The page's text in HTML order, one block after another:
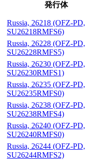
発行体
Russia, 26218 (OFZ-PD,
SU26218RMFS6)
Russia, 26228 (OFZ-PD,
SU26228RMFS5)
Russia, 26230 (OFZ-PD,
SU26230RMFS1)
Russia, 26235 (OFZ-PD,
SU26235RMFS0)
Russia, 26238 (OFZ-PD,
SU26238RMFS4)
Russia, 26240 (OFZ-PD,
SU26240RMFS0)
Russia, 26244 (OFZ-PD,
SU26244RMFS2)